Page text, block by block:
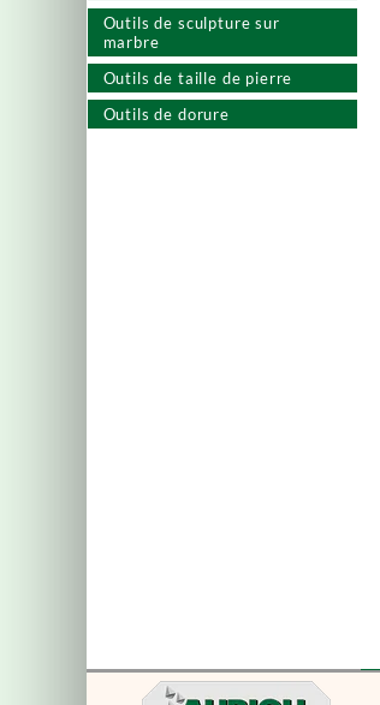
Outils de sculpture sur
marbre
Outils de taille de pierre
Outils de dorure